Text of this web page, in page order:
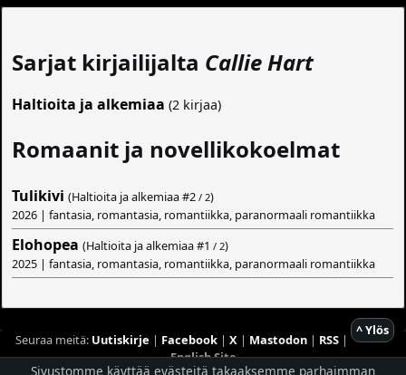
Sarjat kirjailijalta Callie Hart
Haltioita ja alkemiaa (2 kirjaa)
Romaanit ja novellikokoelmat
Tulikivi (Haltioita ja alkemiaa #2 / 2)
2026 | fantasia, romantasia, romantiikka, paranormaali romantiikka
Elohopea (Haltioita ja alkemiaa #1 / 2)
2025 | fantasia, romantasia, romantiikka, paranormaali romantiikka
^ Ylös
Seuraa meitä: Uutiskirje | Facebook| X| Mastodon| RSS|
English Site
Sivustomme käyttää evästeitä takaaksemme parhaimman